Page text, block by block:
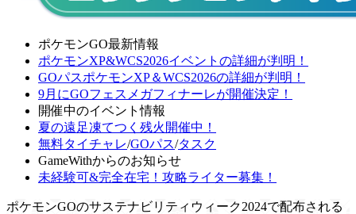
ポケモンGO最新情報
ポケモンXP&WCS2026イベントの詳細が判明！
GOパスポケモンXP＆WCS2026の詳細が判明！
9月にGOフェスメガフィナーレが開催決定！
開催中のイベント情報
夏の遠足凍てつく残火開催中！
無料タイチャレ/GOパス/タスク
GameWithからのお知らせ
未経験可&完全在宅！攻略ライター募集！
ポケモンGOのサステナビリティウィーク2024で配布される